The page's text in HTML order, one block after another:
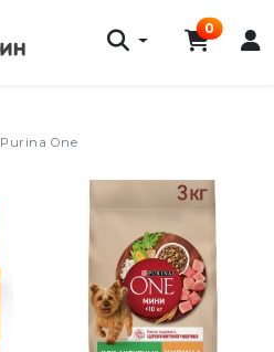
0
Purina One